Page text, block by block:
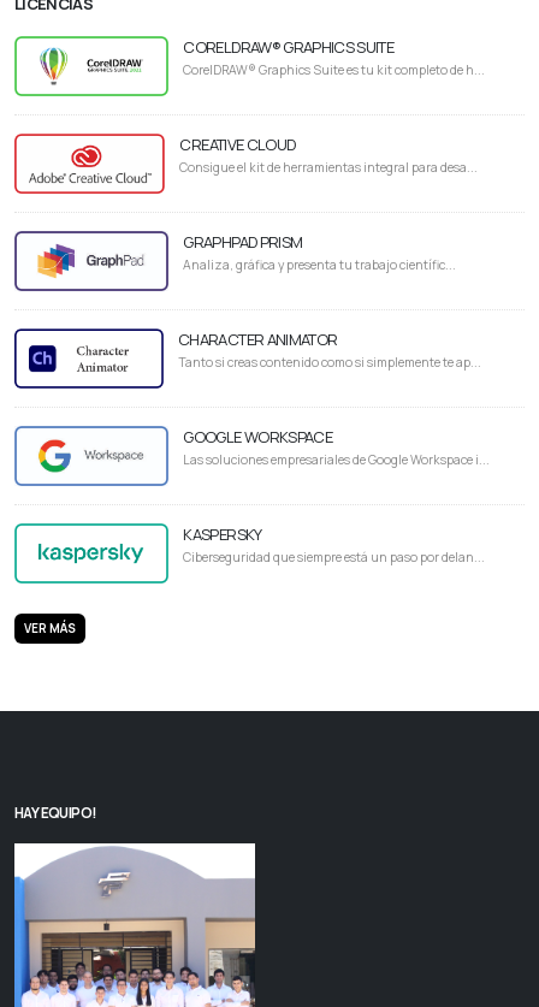
CORELDRAW® GRAPHICS SUITE
CorelDRAW® Graphics Suite es tu kit completo de h...
CREATIVE CLOUD
Consigue el kit de herramientas integral para desa...
GRAPHPAD PRISM
Analiza, gráfica y presenta tu trabajo científic...
CHARACTER ANIMATOR
Tanto si creas contenido como si simplemente te ap...
GOOGLE WORKSPACE
Las soluciones empresariales de Google Workspace i...
KASPERSKY
Ciberseguridad que siempre está un paso por delan...
VER MÁS
HAY EQUIPO!